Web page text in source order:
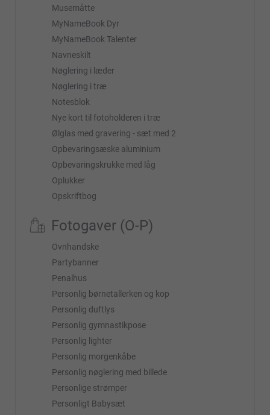
Musemåtte
MyNameBook Dyr
MyNameBook Talenter
Navneskilt
Nøglering i læder
Nøglering i træ
Notesblok
Nye kort til fotoholderen i træ
Ølglas med gravering - sæt med 2
Opbevaringsæske aluminium
Opbevaringskrukke med låg
Oplukker
Opskriftbog
Fotogaver (O-P)
Ovnhandske
Partybanner
Penalhus
Personlig børnetallerken og kop
Personlig duftlys
Personlig gymnastikpose
Personlig lighter
Personlig morgenkåbe
Personlig nøglering med billede
Personlige strømper
Personligt Babysæt